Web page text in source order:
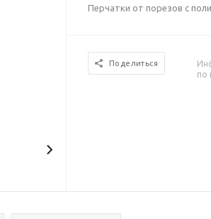
Перчатки от порезов с
Поделиться
по